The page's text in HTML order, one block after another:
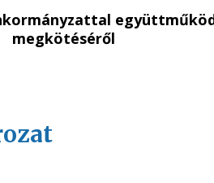
megkötéséről